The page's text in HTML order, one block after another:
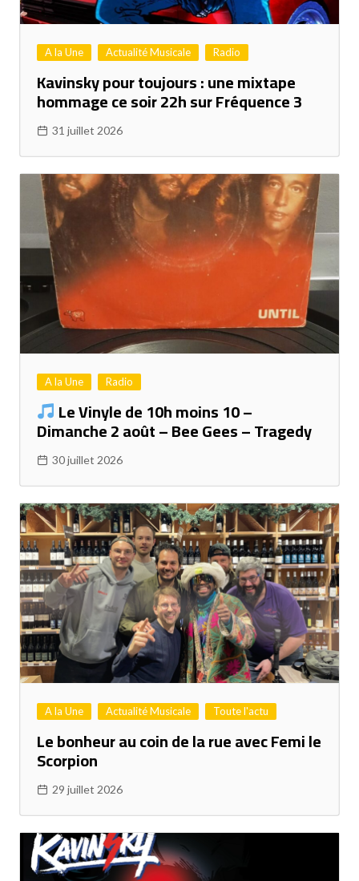
A la Une Actualité Musicale Radio
Kavinsky pour toujours : une mixtape
hommage ce soir 22h sur Fréquence 3
31 juillet 2026
A la Une Radio
Le Vinyle de 10h moins 10 –
Dimanche 2 août – Bee Gees – Tragedy
30 juillet 2026
A la Une Actualité Musicale Toute l'actu
Le bonheur au coin de la rue avec Femi le
Scorpion
29 juillet 2026